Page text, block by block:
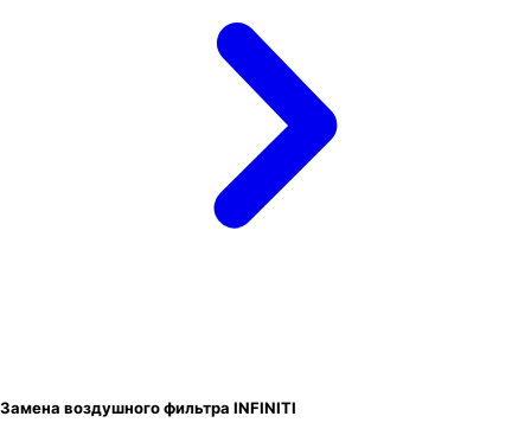
Замена воздушного фильтра INFINITI